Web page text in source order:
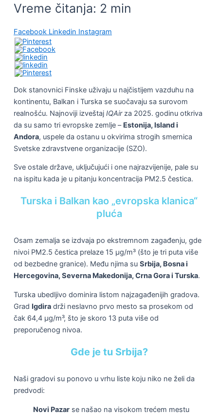
Vreme čitanja: 2 min
Facebook Linkedin Instagram
Dok stanovnici Finske uživaju u najčistijem vazduhu na
kontinentu, Balkan i Turska se suočavaju sa surovom
realnošću. Najnoviji izveštaj IQAirza 2025. godinu otkriva
da su samo tri evropske zemlje – Estonija, Island i
Andora, uspele da ostanu u okvirima strogih smernica
Svetske zdravstvene organizacije (SZO).
Sve ostale države, uključujući i one najrazvijenije, pale su
na ispitu kada je u pitanju koncentracija PM2.5 čestica.
Turska i Balkan kao „evropska klanica“
pluća
Osam zemalja se izdvaja po ekstremnom zagađenju, gde
nivoi PM2.5 čestica prelaze 15 µg/m³ (što je tri puta više
od bezbedne granice). Među njima su Srbija, Bosna i
Hercegovina, Severna Makedonija, Crna Gora i Turska.
Turska ubedljivo dominira listom najzagađenijih gradova.
Grad Igdira drži neslavno prvo mesto sa prosekom od
čak 64,4 µg/m³, što je skoro 13 puta više od
preporučenog nivoa.
Gde je tu Srbija?
Naši gradovi su ponovo u vrhu liste koju niko ne želi da
predvodi:
Novi Pazar se našao na visokom trećem mestu